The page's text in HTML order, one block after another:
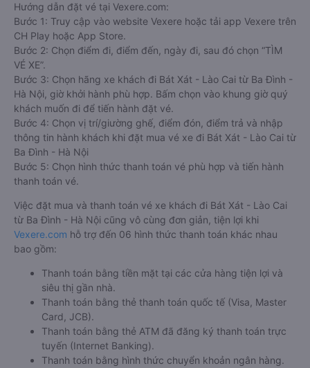
Hướng dẫn đặt vé tại Vexere.com:
Bước 1: Truy cập vào website Vexere hoặc tải app Vexere trên
CH Play hoặc App Store.
Bước 2: Chọn điểm đi, điểm đến, ngày đi, sau đó chọn “TÌM
VÉ XE”.
Bước 3: Chọn hãng xe khách đi Bát Xát - Lào Cai từ Ba Đình -
Hà Nội, giờ khởi hành phù hợp. Bấm chọn vào khung giờ quý
khách muốn đi để tiến hành đặt vé.
Bước 4: Chọn vị trí/giường ghế, điểm đón, điểm trả và nhập
thông tin hành khách khi đặt mua vé xe đi Bát Xát - Lào Cai từ
Ba Đình - Hà Nội
Bước 5: Chọn hình thức thanh toán vé phù hợp và tiến hành
thanh toán vé.
Việc đặt mua và thanh toán vé xe khách đi Bát Xát - Lào Cai
từ Ba Đình - Hà Nội cũng vô cùng đơn giản, tiện lợi khi
Vexere.com hỗ trợ đến 06 hình thức thanh toán khác nhau
bao gồm:
Thanh toán bằng tiền mặt tại các cửa hàng tiện lợi và
siêu thị gần nhà.
Thanh toán bằng thẻ thanh toán quốc tế (Visa, Master
Card, JCB).
Thanh toán bằng thẻ ATM đã đăng ký thanh toán trực
tuyến (Internet Banking).
Thanh toán bằng hình thức chuyển khoản ngân hàng.